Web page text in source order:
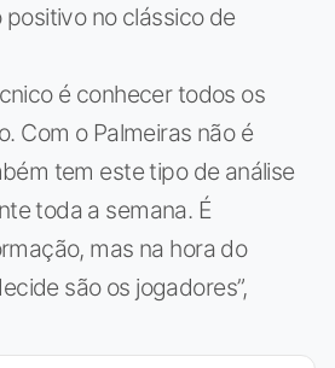
no clássico de
é conhecer todos os
Com o Palmeiras não é
tem este tipo de análise
toda a semana. É
mas na hora do
são os jogadores”,